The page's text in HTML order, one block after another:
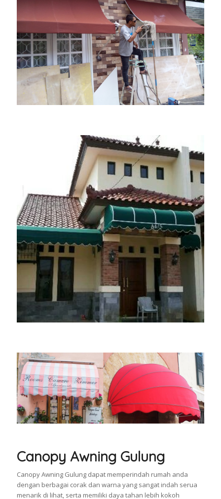
Canopy Awning Gulung
Canopy Awning Gulung dapat memperindah rumah anda
dengan berbagai corak dan warna yang sangat indah serua
menarik di lihat, serta memiliki daya tahan lebih kokoh